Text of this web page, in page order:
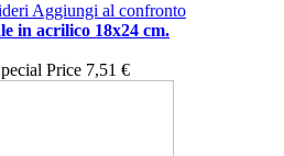
Aggiungi al confronto
in acrilico 18x24 cm.
Price 7,51 €